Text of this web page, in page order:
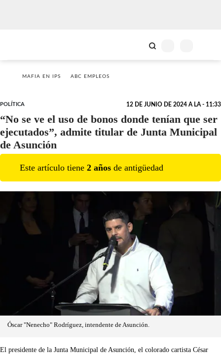
MAFIA EN IPS ABC EMPLEOS
POLÍTICA 12 DE JUNIO DE 2024 A LA - 11:33
“No se ve el uso de bonos donde tenían que ser
ejecutados”, admite titular de Junta Municipal
de Asunción
Este artículo tiene 2 años de antigüedad
Óscar "Nenecho" Rodríguez, intendente de Asunción.
El presidente de la Junta Municipal de Asunción, el colorado cartista César